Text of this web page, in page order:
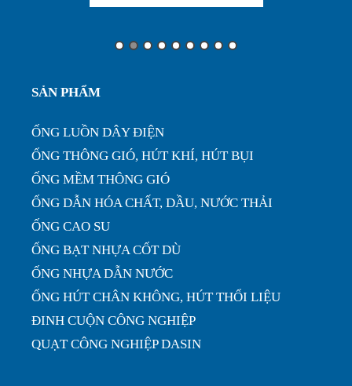
Ống nhựa xếp điều hòa phi 75, thông gió làm mát
nhà xưở...
SẢN PHẨM
ỐNG LUỒN DÂY ĐIỆN
ỐNG THÔNG GIÓ, HÚT KHÍ, HÚT BỤI
ỐNG MỀM THÔNG GIÓ
ỐNG DẪN HÓA CHẤT, DẦU, NƯỚC THẢI
ỐNG CAO SU
ỐNG BẠT NHỰA CỐT DÙ
ỐNG NHỰA DẪN NƯỚC
ỐNG HÚT CHÂN KHÔNG, HÚT THỔI LIỆU
ĐINH CUỘN CÔNG NGHIỆP
QUẠT CÔNG NGHIỆP DASIN